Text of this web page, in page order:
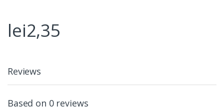
lei2,35
Reviews
Based on 0 reviews